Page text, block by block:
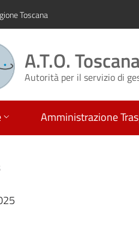
Toscana
A.T.O.
Autorità per il servizio di
Amministrazione